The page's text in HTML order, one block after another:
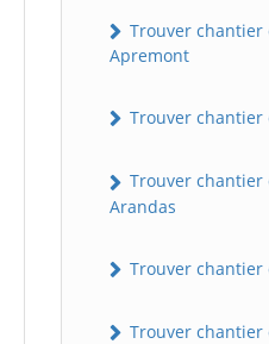
Trouver
Apremont
Trouver chantier
Trouver
Arandas
Trouver
Trouver